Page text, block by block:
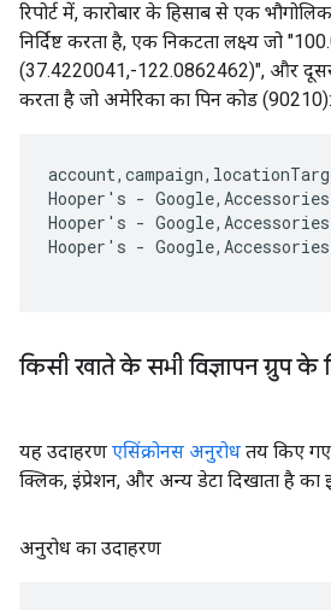
रिपोर्ट में, कारोबार के हिसाब से एक
निर्दिष्ट करता है, एक निकटता लक्ष्य जो
(37.4220041,-122.0862462)", और
करता है जो अमेरिका का पिन कोड (90210):
Hooper's -
Hooper's -
Hooper's -
किसी खाते के सभी विज्ञापन ग्रुप के
यह उदाहरण एसिंक्रोनस अनुरोध तय किए गए
क्लिक, इंप्रेशन, और अन्य डेटा दिखाता है का
अनुरोध का उदाहरण